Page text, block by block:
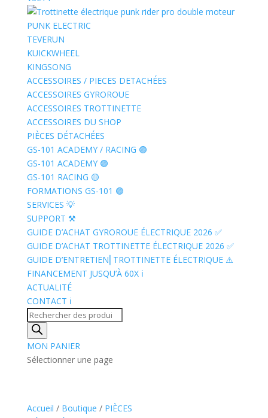
PUNK ELECTRIC
TEVERUN
KUICKWHEEL
KINGSONG
ACCESSOIRES / PIECES DETACHÉES
ACCESSOIRES GYROROUE
ACCESSOIRES TROTTINETTE
ACCESSOIRES DU SHOP
PIÈCES DÉTACHÉES
GS-101 ACADEMY / RACING 🟣
GS-101 ACADEMY 🟣
GS-101 RACING 🟡
FORMATIONS GS-101 🟣
SERVICES 💡
SUPPORT ⚒️
GUIDE D’ACHAT GYROROUE ÉLECTRIQUE 2026 ✅
GUIDE D’ACHAT TROTTINETTE ÉLECTRIQUE 2026 ✅
GUIDE D’ENTRETIEN⎢TROTTINETTE ÉLECTRIQUE ⚠️
FINANCEMENT JUSQU’À 60X ℹ️
ACTUALITÉ
CONTACT ℹ️
Recherche
de
produits
MON PANIER
Sélectionner une page
Accueil / Boutique / PIÈCES